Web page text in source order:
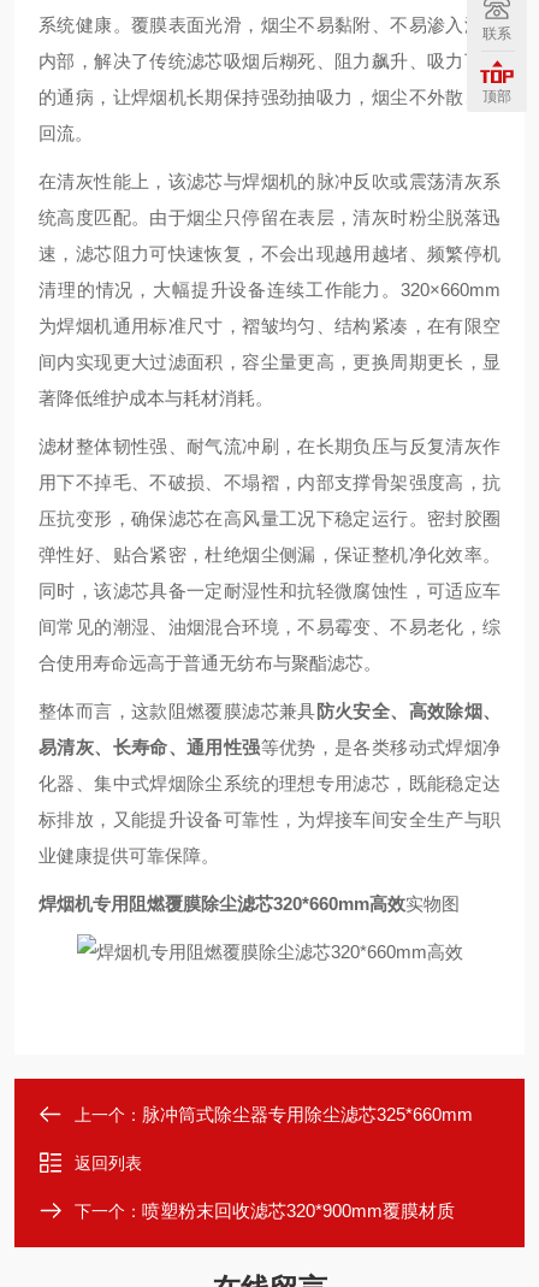
系统健康。覆膜表面光滑，烟尘不易黏附、不易渗入滤材
内部，解决了传统滤芯吸烟后糊死、阻力飙升、吸力下降
的通病，让焊烟机长期保持强劲抽吸力，烟尘不外散、不
回流。
在清灰性能上，该滤芯与焊烟机的脉冲反吹或震荡清灰系
统高度匹配。由于烟尘只停留在表层，清灰时粉尘脱落迅
速，滤芯阻力可快速恢复，不会出现越用越堵、频繁停机
清理的情况，大幅提升设备连续工作能力。320×660mm
为焊烟机通用标准尺寸，褶皱均匀、结构紧凑，在有限空
间内实现更大过滤面积，容尘量更高，更换周期更长，显
著降低维护成本与耗材消耗。
滤材整体韧性强、耐气流冲刷，在长期负压与反复清灰作
用下不掉毛、不破损、不塌褶，内部支撑骨架强度高，抗
压抗变形，确保滤芯在高风量工况下稳定运行。密封胶圈
弹性好、贴合紧密，杜绝烟尘侧漏，保证整机净化效率。
同时，该滤芯具备一定耐湿性和抗轻微腐蚀性，可适应车
间常见的潮湿、油烟混合环境，不易霉变、不易老化，综
合使用寿命远高于普通无纺布与聚酯滤芯。
整体而言，这款阻燃覆膜滤芯兼具防火安全、高效除烟、
易清灰、长寿命、通用性强等优势，是各类移动式焊烟净
化器、集中式焊烟除尘系统的理想专用滤芯，既能稳定达
标排放，又能提升设备可靠性，为焊接车间安全生产与职
业健康提供可靠保障。
焊烟机专用阻燃覆膜除尘滤芯320*660mm高效实物图
上一个： 脉冲筒式除尘器专用除尘滤芯325*660mm
返回列表
下一个： 喷塑粉末回收滤芯320*900mm覆膜材质
联系
顶部